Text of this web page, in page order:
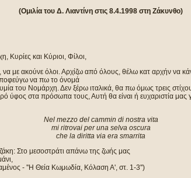
(Ομιλία του Δ. Λιαντίνη στις 8.4.1998 στη Ζάκυνθο)
Κυρίες και Κύριοι, Φίλοι,
να με ακούνε όλοι. Αρχίζω από όλους, θέλω κατ αρχήν να
να πω το όνομά
του Νομάρχη. Δεν ξέρω ιταλικά, θα πω όμως τρεις
ύφος στα πρόσωπα τους, Αυτή θα είναι ή ευχαριστία μας
Nel mezzo del cammin di nostra vita
mi ritrovai per una selva oscura
che la diritta via era smarrita
Στο μεσοστράτι απάνω της ζωής μας
- ''Η Θεία Κωμωδία, Κόλαση Α', στ. 1-3'')